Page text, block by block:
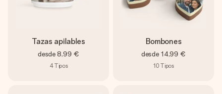
Tazas apilables
desde 8,99 €
4Tipos
Bombones
desde 14,99 €
10 Tipos